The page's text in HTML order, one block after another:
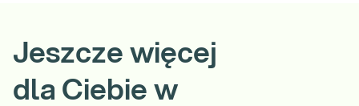
Jeszcze więcej
dla Ciebie w